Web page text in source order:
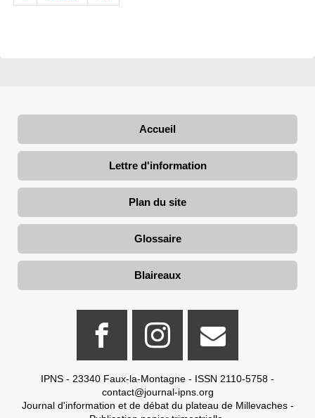
Accueil
Lettre d'information
Plan du site
Glossaire
Blaireaux
IPNS - 23340 Faux-la-Montagne - ISSN 2110-5758 -
contact@journal-ipns.org
Journal d'information et de débat du plateau de Millevaches -